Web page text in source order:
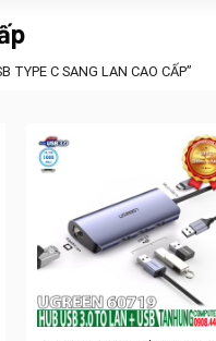
TYPE C SANG LAN CAO CẤP”